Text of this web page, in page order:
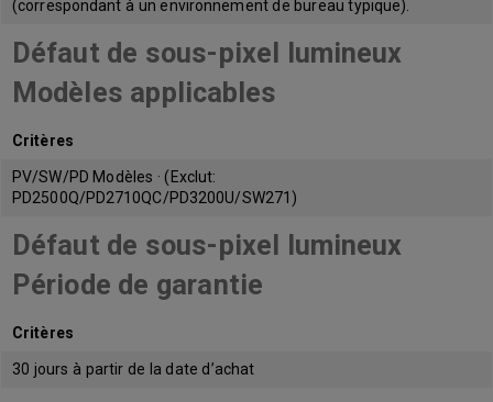
(correspondant à un environnement de bureau typique).
Défaut de sous-pixel lumineux
Modèles applicables
Critères
PV/SW/PD Modèles · (Exclut:
PD2500Q/PD2710QC/PD3200U/SW271)
Défaut de sous-pixel lumineux
Période de garantie
Critères
30 jours à partir de la date d’achat